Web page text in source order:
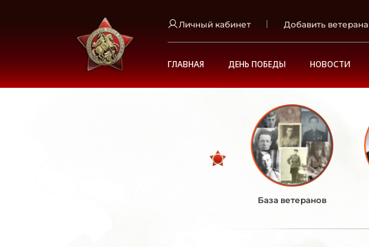
Личный кабинет Добавить ветерана
ГЛАВНАЯ ДЕНЬ ПОБЕДЫ НОВОСТИ
База ветеранов